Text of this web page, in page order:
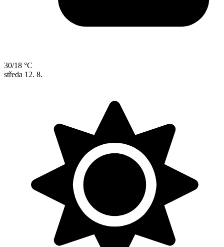
30/18 °C
středa 12. 8.